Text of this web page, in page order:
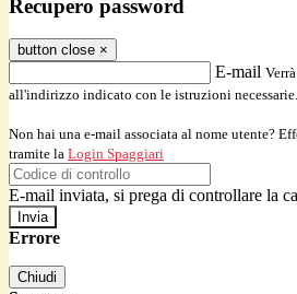
Recupero password
button close ×
E-mail
all'indirizzo indicato con le istruzioni necessarie.
Non hai una e-mail associata al nome utente?
tramite la Login Spaggiari
E-mail inviata, si prega di controllare la
Errore
Chiudi